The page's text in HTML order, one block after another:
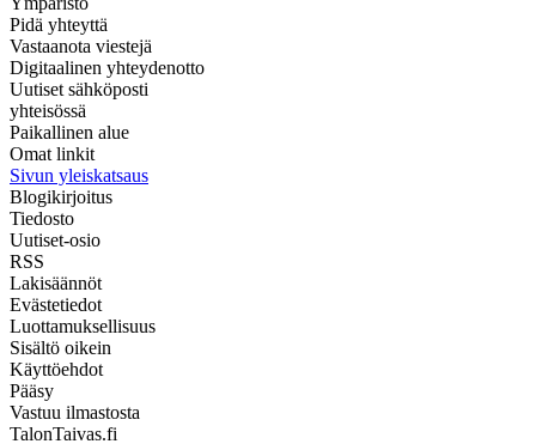
Pidä yhteyttä
Vastaanota viestejä
Digitaalinen yhteydenotto
Uutiset sähköposti
yhteisössä
Paikallinen alue
Omat linkit
Sivun yleiskatsaus
Blogikirjoitus
Tiedosto
Uutiset-osio
RSS
Lakisäännöt
Evästetiedot
Luottamuksellisuus
Sisältö oikein
Käyttöehdot
Pääsy
Vastuu ilmastosta
TalonTaivas.fi